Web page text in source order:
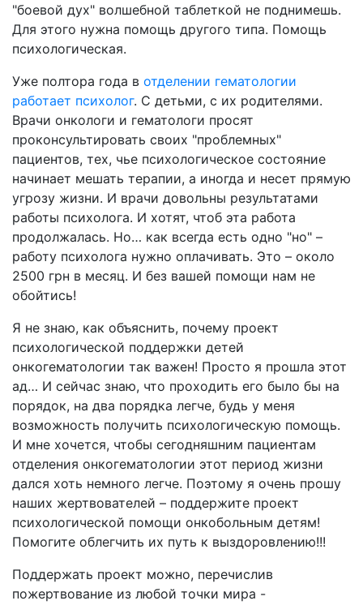
"боевой дух" волшебной таблеткой не поднимешь.
Для этого нужна помощь другого типа. Помощь
психологическая.
Уже полтора года в отделении гематологии
работает психолог. С детьми, с их родителями.
Врачи онкологи и гематологи просят
проконсультировать своих "проблемных"
пациентов, тех, чье психологическое состояние
начинает мешать терапии, а иногда и несет прямую
угрозу жизни. И врачи довольны результатами
работы психолога. И хотят, чтоб эта работа
продолжалась. Но… как всегда есть одно "но" –
работу психолога нужно оплачивать. Это – около
2500 грн в месяц. И без вашей помощи нам не
обойтись!
Я не знаю, как объяснить, почему проект
психологической поддержки детей
онкогематологии так важен! Просто я прошла этот
ад… И сейчас знаю, что проходить его было бы на
порядок, на два порядка легче, будь у меня
возможность получить психологическую помощь.
И мне хочется, чтобы сегодняшним пациентам
отделения онкогематологии этот период жизни
дался хоть немного легче. Поэтому я очень прошу
наших жертвователей – поддержите проект
психологической помощи онкобольным детям!
Помогите облегчить их путь к выздоровлению!!!
Поддержать проект можно, перечислив
пожертвование из любой точки мира -